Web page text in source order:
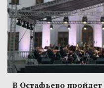
В Остафьево